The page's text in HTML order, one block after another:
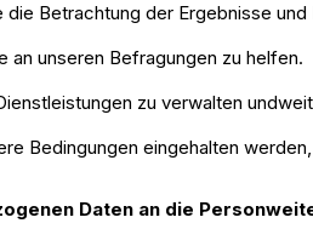
Betrachtung der Ergebnisse
an unseren Befragungen zu helfen.
zu verwalten
Bedingungen eingehalten
Daten an die